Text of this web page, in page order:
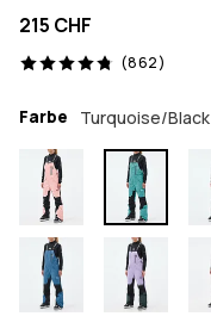
215 CHF
(862)
862 Reviews, 4.8/5
Farbe Turquoise/Black